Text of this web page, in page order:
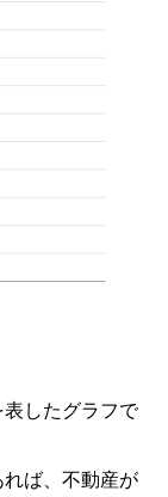
したグラフで
ば、不動産が